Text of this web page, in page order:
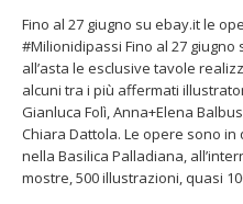
Fino al 27 giugno su ebay.it le
#Milionidipassi Fino al 27 giugno
all’asta le esclusive tavole
alcuni tra i più affermati
Gianluca Folì, Anna+Elena
Chiara Dattola. Le opere sono
nella Basilica Palladiana,
mostre, 500 illustrazioni, quasi